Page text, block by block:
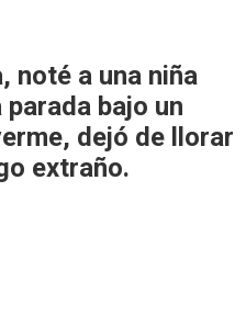
noté a una niña
bajo un
dejó de llorar
extraño.